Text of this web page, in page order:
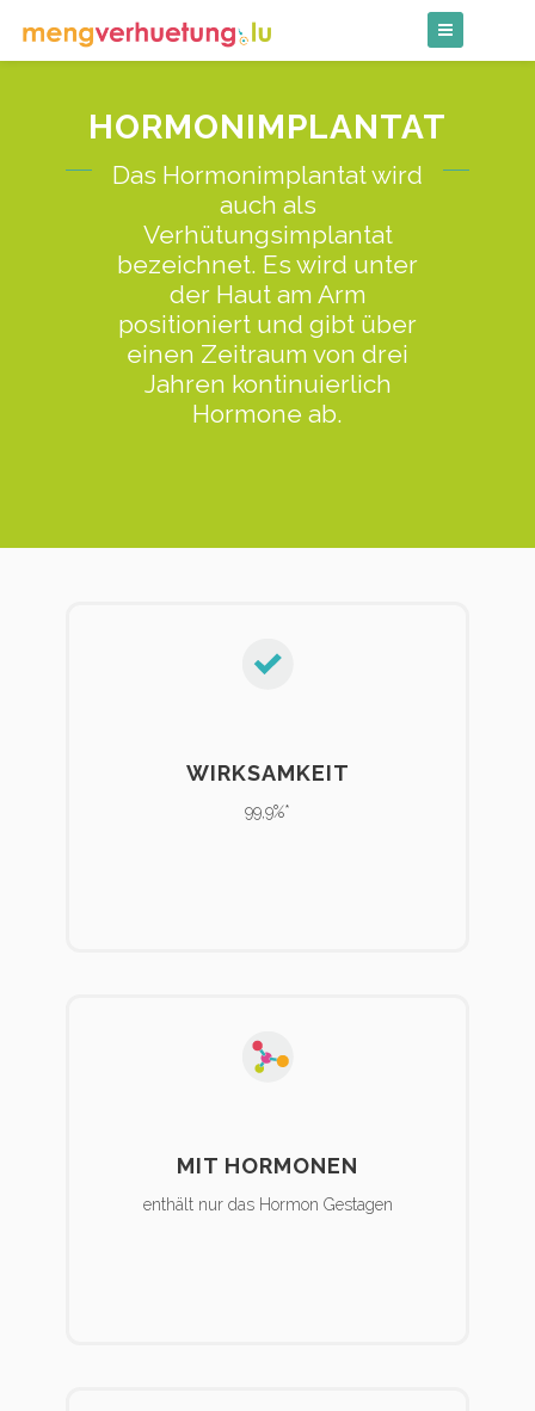
content
HORMONIMPLANTAT
Das Hormonimplantat wird
auch als
Verhütungsimplantat
bezeichnet. Es wird unter
der Haut am Arm
positioniert und gibt über
einen Zeitraum von drei
Jahren kontinuierlich
Hormone ab.
WIRKSAMKEIT
99,9%*
MIT HORMONEN
enthält nur das Hormon Gestagen